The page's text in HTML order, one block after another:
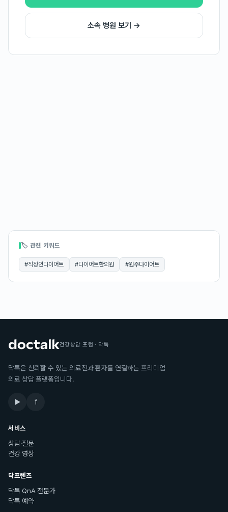
소속 병원 보기 →
🏷 관련 키워드
#직장인다이어트 #다이어트한의원 #원주다이어트
건강상담 포럼 · 닥톡
닥톡은 신뢰할 수 있는 의료진과 환자를 연결하는 프리미엄
의료 상담 플랫폼입니다.
▶ f
서비스
상담·질문
건강 영상
닥프렌즈
닥톡 QnA 전문가
닥톡 예약